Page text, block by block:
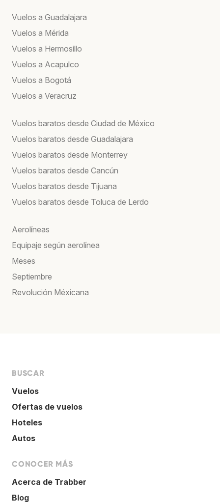
Vuelos a Guadalajara
Vuelos a Mérida
Vuelos a Hermosillo
Vuelos a Acapulco
Vuelos a Bogotá
Vuelos a Veracruz
Vuelos baratos desde Ciudad de México
Vuelos baratos desde Guadalajara
Vuelos baratos desde Monterrey
Vuelos baratos desde Cancún
Vuelos baratos desde Tijuana
Vuelos baratos desde Toluca de Lerdo
Aerolíneas
Equipaje según aerolínea
Meses
Septiembre
Revolución Méxicana
BUSCAR
Vuelos
Ofertas de vuelos
Hoteles
Autos
CONOCER MÁS
Acerca de Trabber
Blog